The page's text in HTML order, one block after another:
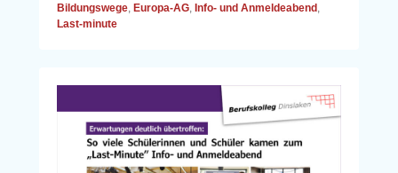
Bildungswege, Europa-AG, Info- und Anmeldeabend,
Last-minute